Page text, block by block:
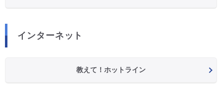
インターネット
教えて！ホットライン